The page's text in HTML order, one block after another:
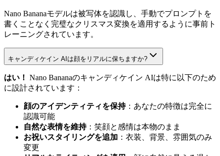
Nano Bananaモデルは被写体を認識し、手動でプロンプトを
書くことなく完璧なクリスマス変換を適用するように事前ト
レーニングされています。
キャンディケイン AIは顔をリアルに保ちますか?
はい！ Nano Bananaのキャンディケイン AIは特に以下のため
に設計されています：
顔のアイデンティティを保持：あなたの特徴は完全に
認識可能
自然な表情を維持：笑顔と感情は本物のまま
お祝いスタイリングを追加 ：衣装、背景、雰囲気のみ
変更